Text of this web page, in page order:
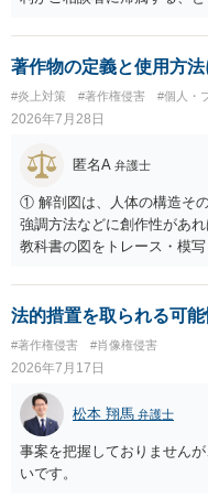
界があるかと思うので、資
も一つかと存じます。
身が著作権者です。 他方、
短いキャッチコピー、販売
りません。ただし、ロゴに
は、その表現部分が著作物
の著作権は撮影者に、肖像
（著作権法2条・17条）。
わけではありません。デザ
等は別として、一般的なレ
材を希望に沿って配置した
いと考えられます。仮に具
ても、その権利は当該部分
実績として掲載する権限ま
とも、契約書がなくても、
の同意があれば別です。ま
り、公開中のサイトへリン
は限りません。 人物写真に
様、掲載目的、態様、必要
す。営業目的であり、本人
める方向の事情となります
りません。 まず、見積書、
を確認したうえで、「提供
著作物の定義と使用方
#炎上対策 #著作権侵害 #個人・
2026年7月28日
匿名A 弁護士
① 解剖図は、人体の構造そ
強調方法などに創作性があ
教科書の図をトレース・模
も、SNSへの公開は私的使
けでは、適法な引用にはな
れ、必要な範囲に限られて
材として図そのものを中心
でしょう。 文章についても
とは限りません。医学上の
成でまとめる必要がありま
図をトレース・模写した部
に、自分で構図や表現を工
法的措置を取られる可
#著作権侵害 #肖像権侵害
2026年7月17日
松本 翔馬 弁護士
事案を把握しておりません
いです。